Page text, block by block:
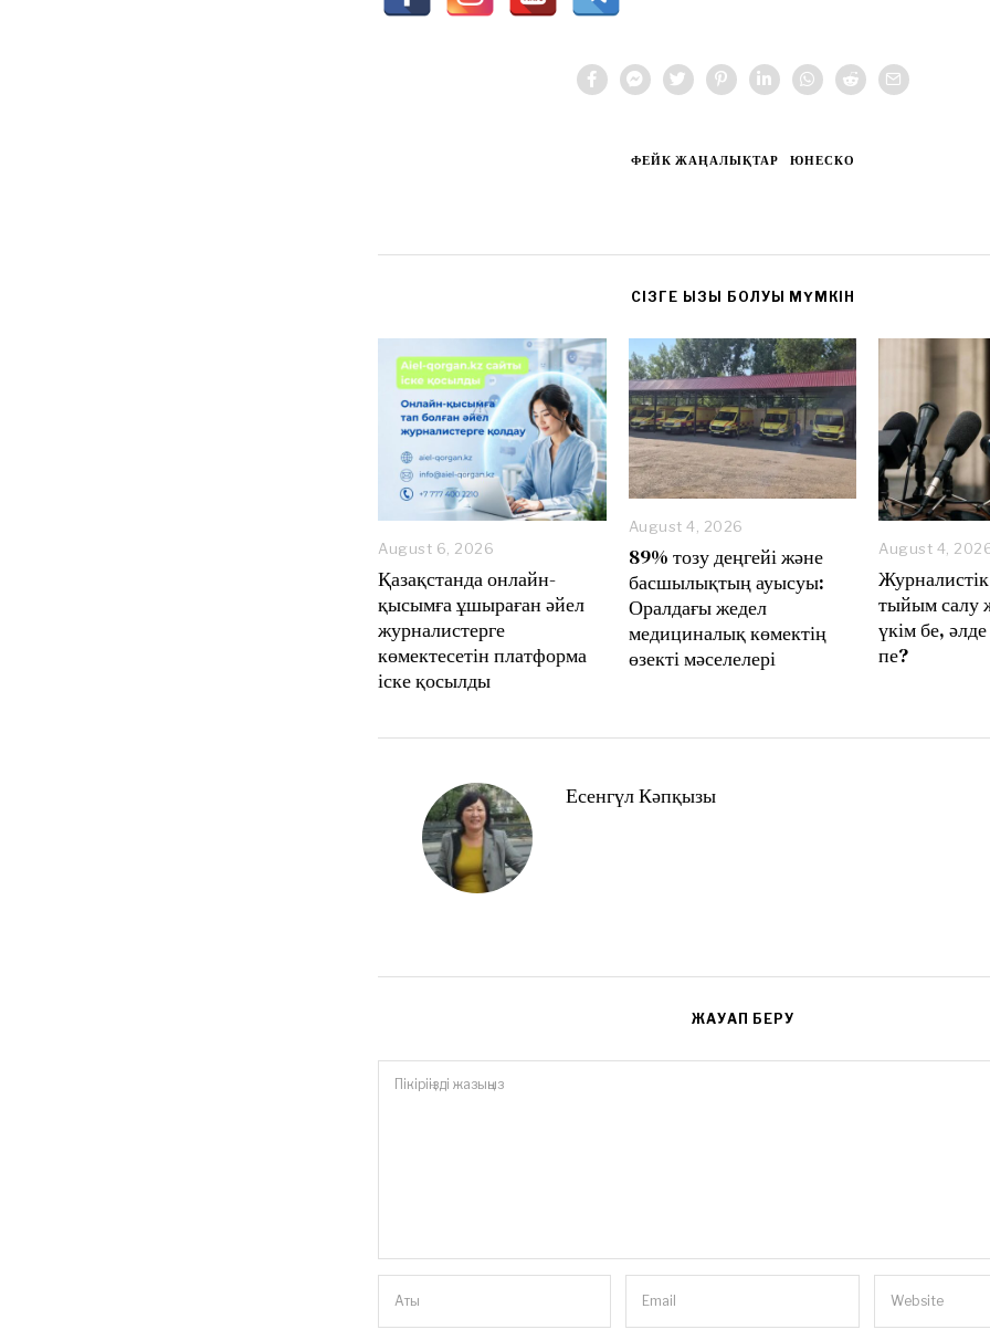
ФЕЙК ЖАҢАЛЫҚТАР ЮНЕСКО
CІЗГЕ ҚЫЗЫҚ БОЛУЫ МҮМКІН
August 6, 2026
g
u
s
6
Қазақстанда онлайн-
қысымға ұшыраған әйел
журналистерге
көмектесетін платформа
іске қосылды
August 4, 2026
89% тозу деңгейі және
басшылықтың ауысуы:
Оралдағы жедел
медициналық көмектің
өзекті мәселелері
August 4,
тыйым салу
үкім бе,
пе?
Есенгүл Кәпқызы
ЖАУАП БЕРУ